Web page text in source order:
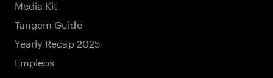
Media Kit
Tangem Guide
Yearly Recap 2025
Empleos